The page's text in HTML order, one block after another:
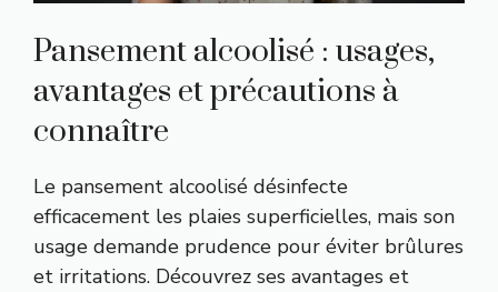
Pansement alcoolisé : usages,
avantages et précautions à
connaître
Le pansement alcoolisé désinfecte
efficacement les plaies superficielles, mais son
usage demande prudence pour éviter brûlures
et irritations. Découvrez ses avantages et